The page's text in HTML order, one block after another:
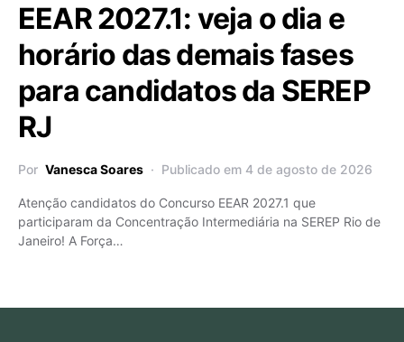
EEAR 2027.1: veja o dia e
horário das demais fases
para candidatos da SEREP
RJ
Por Vanesca Soares Publicado em 4 de agosto de 2026
Atenção candidatos do Concurso EEAR 2027.1 que
participaram da Concentração Intermediária na SEREP Rio de
Janeiro! A Força…